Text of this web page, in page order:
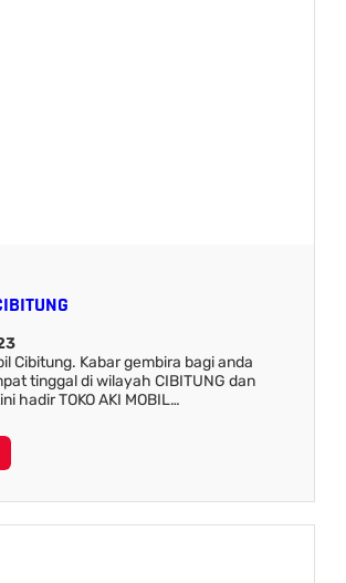
Cibitung. Kabar gembira bagi anda
tinggal di wilayah CIBITUNG dan
hadir TOKO AKI MOBIL…